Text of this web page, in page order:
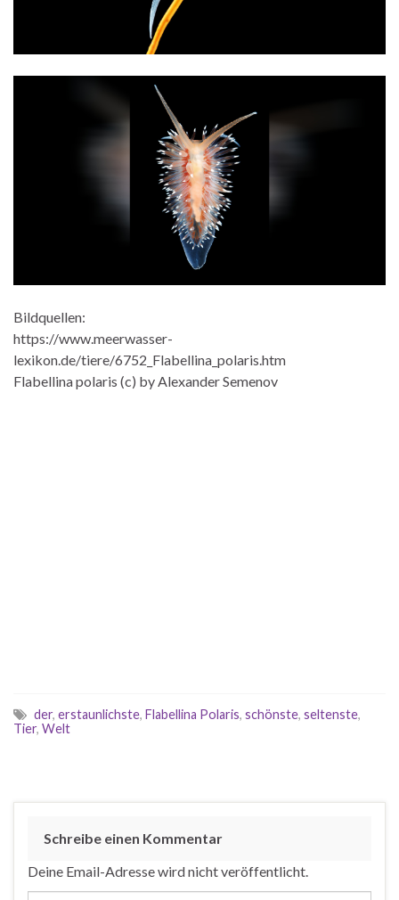
Bildquellen:
https://www.meerwasser-
lexikon.de/tiere/6752_Flabellina_polaris.htm
Flabellina polaris (c) by Alexander Semenov
der, erstaunlichste, Flabellina Polaris, schönste, seltenste,
Tier, Welt
Schreibe einen Kommentar
Deine Email-Adresse wird nicht veröffentlicht.